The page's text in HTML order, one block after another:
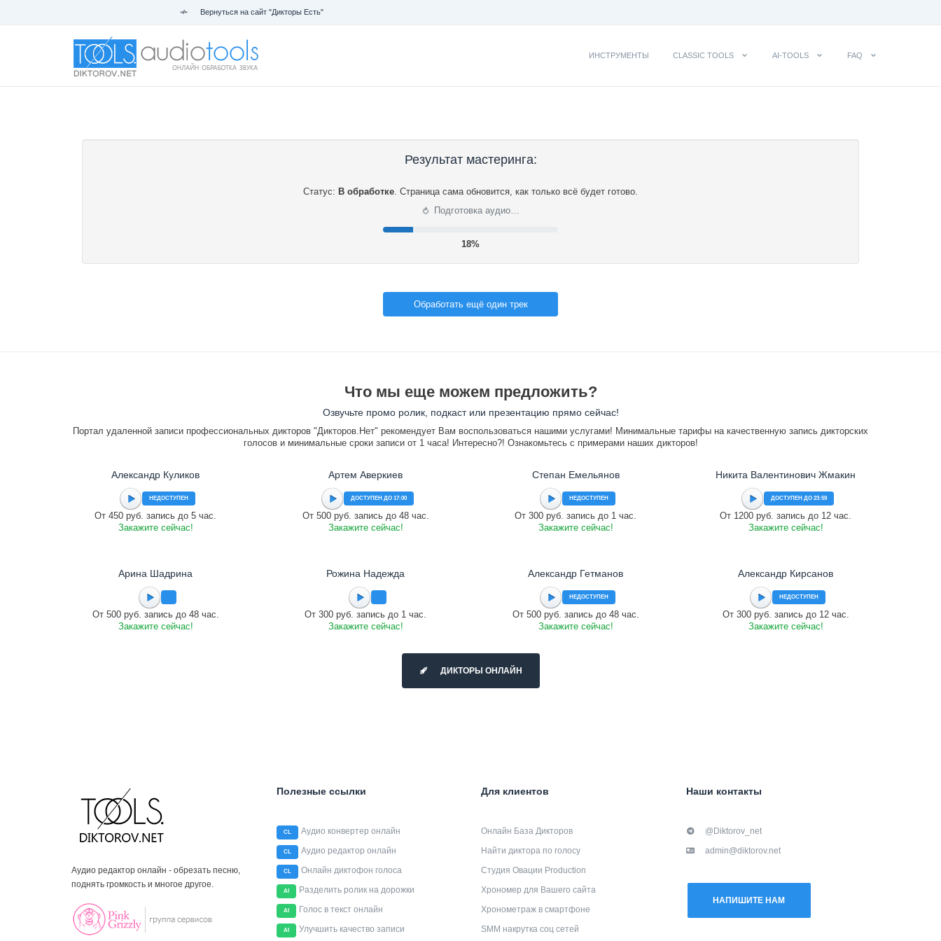
Вернуться на сайт "Дикторы Есть"
ИНСТРУМЕНТЫ CLASSIC TOOLS AI-TOOLS FAQ
Результат мастеринга:
Статус: В обработке. Страница сама обновится, как только всё будет готово.
⟳ Подготовка аудио…
18%
Обработать ещё один трек
Что мы еще можем предложить?
Озвучьте промо ролик, подкаст или презентацию прямо сейчас!
Портал удаленной записи профессиональных дикторов "Дикторов.Нет" рекомендует Вам воспользоваться нашими услугами! Минимальные тарифы на качественную запись дикторских
голосов и минимальные сроки записи от 1 часа! Интересно?! Ознакомьтесь с примерами наших дикторов!
Александр Куликов
НЕДОСТУПЕН
От 450 руб. запись до 5 час.
Закажите сейчас!
Артем Аверкиев
ДОСТУПЕН ДО 17:00
От 500 руб. запись до 48 час.
Закажите сейчас!
Степан Емельянов
НЕДОСТУПЕН
От 300 руб. запись до 1 час.
Закажите сейчас!
Никита Валентинович Жмакин
ДОСТУПЕН ДО 23:59
От 1200 руб. запись до 12 час.
Закажите сейчас!
Арина Шадрина
От 500 руб. запись до 48 час.
Закажите сейчас!
Рожина Надежда
От 300 руб. запись до 1 час.
Закажите сейчас!
Александр Гетманов
НЕДОСТУПЕН
От 500 руб. запись до 48 час.
Закажите сейчас!
Александр Кирсанов
НЕДОСТУПЕН
От 300 руб. запись до 12 час.
Закажите сейчас!
ДИКТОРЫ ОНЛАЙН
Аудио редактор онлайн - обрезать песню,
поднять громкость и многое другое.
Полезные ссылки
CL Аудио конвертер онлайн
CL Аудио редактор онлайн
CL Онлайн диктофон голоса
AI Разделить ролик на дорожки
AI Голос в текст онлайн
AI Улучшить качество записи
Для клиентов
Онлайн База Дикторов
Найти диктора по голосу
Студия Овации Production
Хрономер для Вашего сайта
Хронометраж в смартфоне
SMM накрутка соц сетей
Наши контакты
@Diktorov_net
admin@diktorov.net
НАПИШИТЕ НАМ